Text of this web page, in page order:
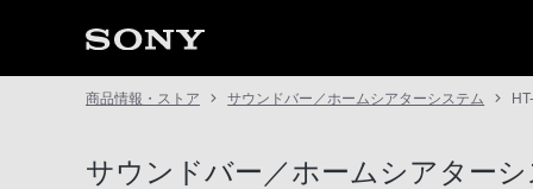
商品情報・ストア サウンドバー／ホームシアターシステム
サウンドバー／ホームシアターシ